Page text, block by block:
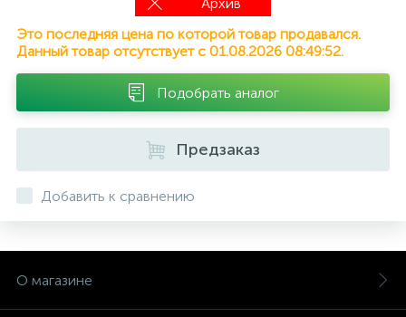
Это последняя цена по которой товар продавался.
Данный товар отсутствует с 01.08.2026 08:49:52.
Подобрать аналог
Предзаказ
Добавить к сравнению
О магазине